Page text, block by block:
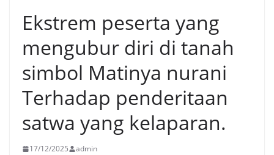
Ekstrem peserta yang
mengubur diri di tanah
simbol Matinya nurani
Terhadap penderitaan
satwa yang kelaparan.
17/12/2025 admin